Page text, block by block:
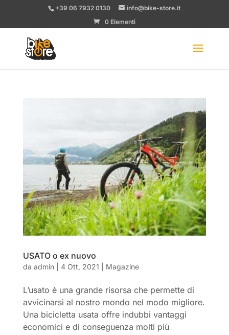
+39 06 7932 0130
info@bike-store.it
0 Elementi
USATO o ex nuovo
da admin| 4 Ott, 2021 Magazine
L’usato è una grande risorsa che permette di
avvicinarsi al nostro mondo nel modo migliore.
Una bicicletta usata offre indubbi vantaggi
economici e di conseguenza molti più